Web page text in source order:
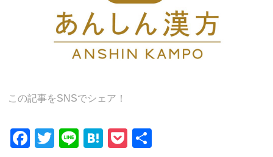
この記事をSNSでシェア！
F
T
Li
H
P